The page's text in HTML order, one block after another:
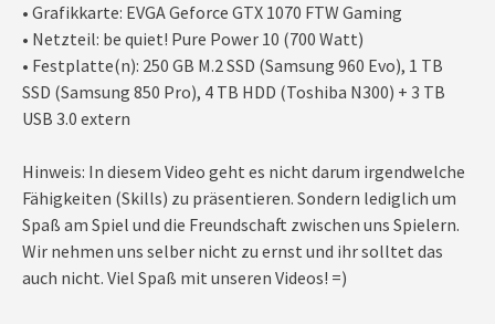
• Grafikkarte: EVGA Geforce GTX 1070 FTW Gaming
• Netzteil: be quiet! Pure Power 10 (700 Watt)
• Festplatte(n): 250 GB M.2 SSD (Samsung 960 Evo), 1 TB
SSD (Samsung 850 Pro), 4 TB HDD (Toshiba N300) + 3 TB
USB 3.0 extern
Hinweis: In diesem Video geht es nicht darum irgendwelche
Fähigkeiten (Skills) zu präsentieren. Sondern lediglich um
Spaß am Spiel und die Freundschaft zwischen uns Spielern.
Wir nehmen uns selber nicht zu ernst und ihr solltet das
auch nicht. Viel Spaß mit unseren Videos! =)